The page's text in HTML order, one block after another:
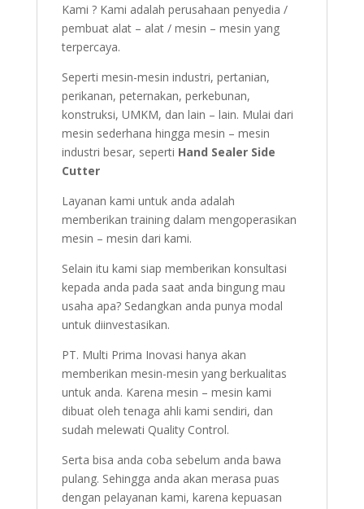
Kami ? Kami adalah perusahaan penyedia /
pembuat alat – alat / mesin – mesin yang
terpercaya.
Seperti mesin-mesin industri, pertanian,
perikanan, peternakan, perkebunan,
konstruksi, UMKM, dan lain – lain. Mulai dari
mesin sederhana hingga mesin – mesin
industri besar, seperti Hand Sealer Side
Cutter
Layanan kami untuk anda adalah
memberikan training dalam mengoperasikan
mesin – mesin dari kami.
Selain itu kami siap memberikan konsultasi
kepada anda pada saat anda bingung mau
usaha apa? Sedangkan anda punya modal
untuk diinvestasikan.
PT. Multi Prima Inovasi hanya akan
memberikan mesin-mesin yang berkualitas
untuk anda. Karena mesin – mesin kami
dibuat oleh tenaga ahli kami sendiri, dan
sudah melewati Quality Control.
Serta bisa anda coba sebelum anda bawa
pulang. Sehingga anda akan merasa puas
dengan pelayanan kami, karena kepuasan